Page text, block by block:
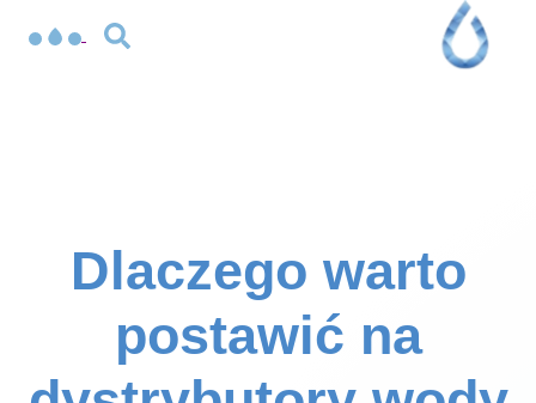
Dlaczego warto
postawić na